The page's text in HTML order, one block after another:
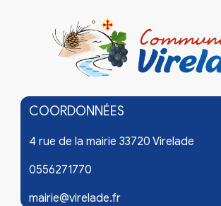
COORDONNÉES
4 rue de la mairie 33720 Virelade
0556271770
mairie@virelade.fr